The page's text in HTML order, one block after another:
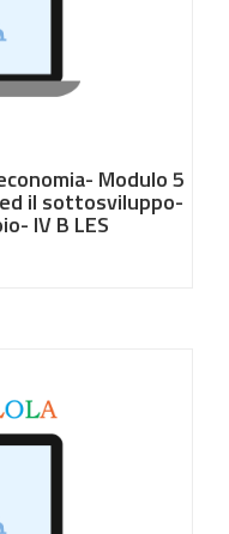
Modulo 5
il sottosviluppo-
IV B LES